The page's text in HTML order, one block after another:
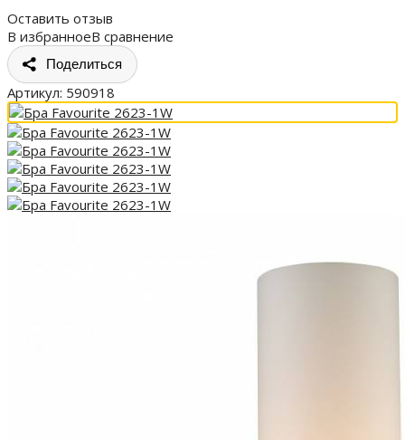
Оставить отзыв
В избранноеВ сравнение
Поделиться
Артикул: 590918